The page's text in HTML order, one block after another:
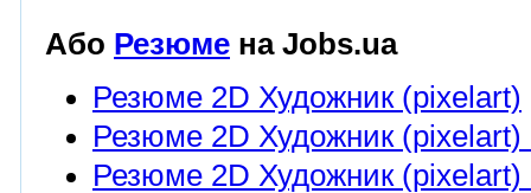
Або Резюме на Jobs.ua
Резюме 2D Художник (pixelart)
Резюме 2D Художник (pixelart)
Резюме 2D Художник (pixelart)